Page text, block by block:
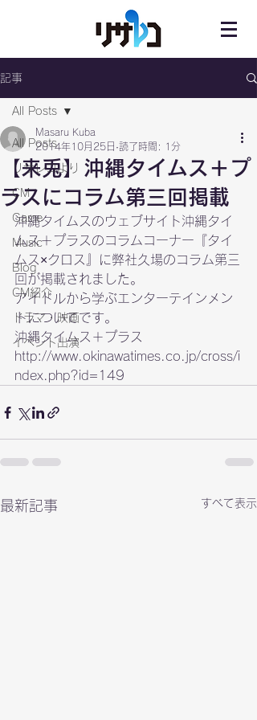
記事
All Posts
リサレコより
CM
Game
Music
Blog
CM紹介
ドラマ・映画
イベント出演
All Posts
【来兎】沖縄タイムス＋プ
ラスにコラム第三回掲載
Masaru Kuba
2014年10月25日 読了時間: 1分
沖縄タイムスのウェブサイト沖縄タイ
ムス＋プラスのコラムコーナー『タイ
ムス×クロス』に弊社久場のコラム第三
回が掲載されました。
アイドルから学ぶエンターテインメン
トについてです。
http://www.okinawatimes.co.jp/cross/i
ndex.php?id=149
最新記事 すべて表示